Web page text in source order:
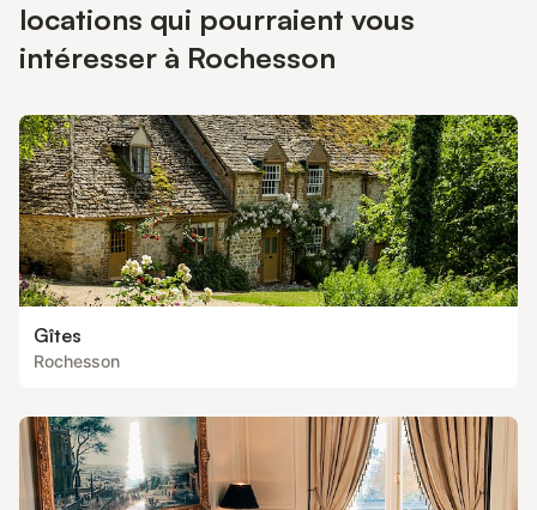
locations qui pourraient vous
intéresser à Rochesson
Gîtes
Rochesson